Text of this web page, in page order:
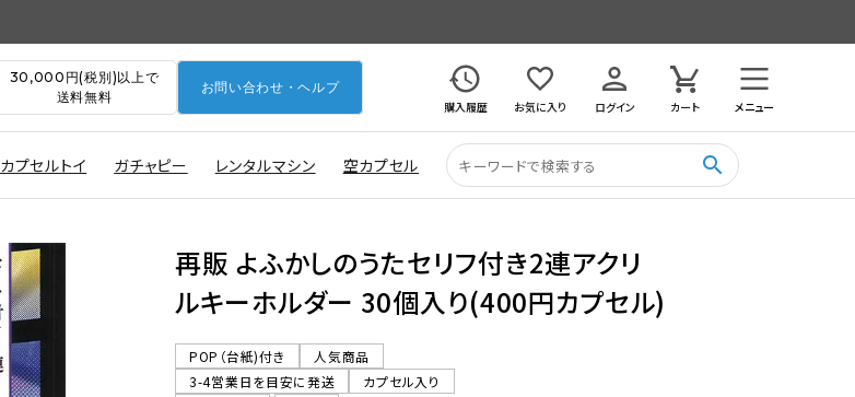
30,000円(税別)以上で
送料無料
お問い合わせ・ヘルプ
購入履歴
お気に入り ログイン カート メニュー
カプセルトイ ガチャピー レンタルマシン 空カプセル search
再販 よふかしのうたセリフ付き2連アクリ
ルキーホルダー 30個入り(400円カプセル)
POP（台紙)付き
人気商品
3-4営業日を目安に発送
カプセル入り